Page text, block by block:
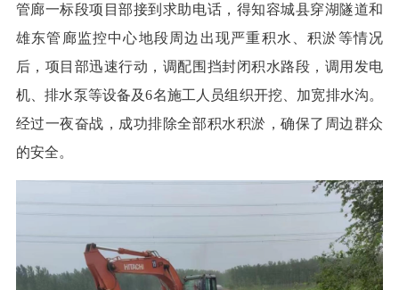
管廊一标段项目部接到求助电话，得知容城县穿湖隧道和
雄东管廊监控中心地段周边出现严重积水、积淤等情况
后，项目部迅速行动，调配围挡封闭积水路段，调用发电
机、排水泵等设备及6名施工人员组织开挖、加宽排水沟。
经过一夜奋战，成功排除全部积水积淤，确保了周边群众
的安全。